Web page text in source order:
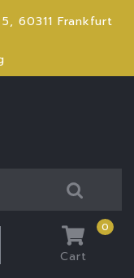
60311 Frankfurt
Cart
0